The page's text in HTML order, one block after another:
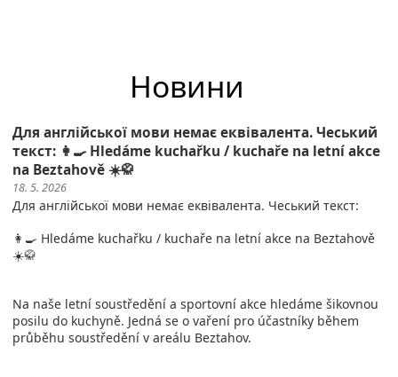
Новини
Для англійської мови немає еквівалента. Чеський
текст: 👩‍🍳 Hledáme kuchařku / kuchaře na letní akce
na Beztahově ☀️🥋
18. 5. 2026
Для англійської мови немає еквівалента. Чеський текст:
👩‍🍳 Hledáme kuchařku / kuchaře na letní akce na Beztahově
☀️🥋
Na naše letní soustředění a sportovní akce hledáme šikovnou
posilu do kuchyně. Jedná se o vaření pro účastníky během
průběhu soustředění v areálu Beztahov.